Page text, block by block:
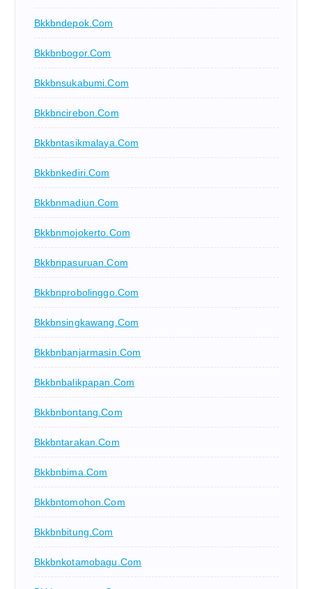
Bkkbndepok.com
Bkkbnbogor.com
Bkkbnsukabumi.com
Bkkbncirebon.com
Bkkbntasikmalaya.com
Bkkbnkediri.com
Bkkbnmadiun.com
Bkkbnmojokerto.com
Bkkbnpasuruan.com
Bkkbnprobolinggo.com
Bkkbnsingkawang.com
Bkkbnbanjarmasin.com
Bkkbnbalikpapan.com
Bkkbnbontang.com
Bkkbntarakan.com
Bkkbnbima.com
Bkkbntomohon.com
Bkkbnbitung.com
Bkkbnkotamobagu.com